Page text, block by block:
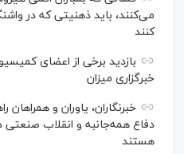
می‌کنند، باید ذهنیتی که در
کنند
بازدید برخی از اعضای
خبرگزاری میزان
خبرنگاران، یاوران و
دفاع همه‌جانبه و انقلاب صنعتی
هستند